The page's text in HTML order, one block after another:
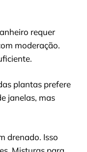
requer
moderação.
plantas prefere
janelas, mas
drenado. Isso